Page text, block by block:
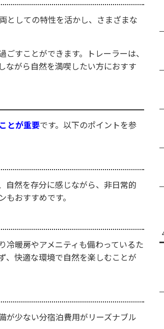
としての特性を活かし、さまざまな
すことができます。トレーラーは、
ながら自然を満喫したい方におすす
とが重要です。以下のポイントを参
自然を存分に感じながら、非日常的
おすすめです。
冷暖房やアメニティも備わっているた
、快適な環境で自然を楽しむことが
が少ない分宿泊費用がリーズナブル